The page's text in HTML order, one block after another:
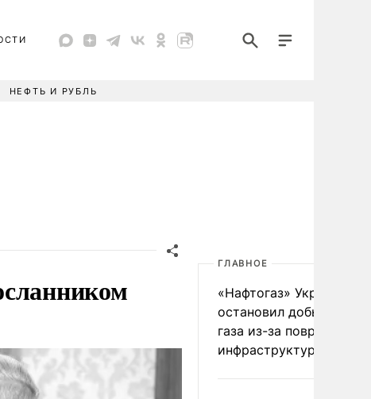
НЕФТЬ И РУБЛЬ
ГЛАВНОЕ
«Нафтогаз» Украины
остановил добычу
газа из-за повреждения
инфраструктуры